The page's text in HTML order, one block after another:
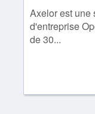
Axelor est une
d'entreprise
de 30...